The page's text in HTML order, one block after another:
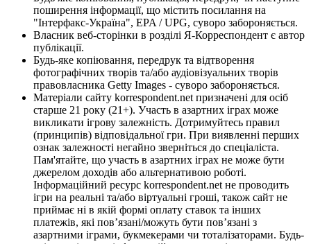
поширення інформації, що містить посилання на
"Інтерфакс-Україна", EPA / UPG, суворо забороняється.
Власник веб-сторінки в розділі Я-Корреспондент є автор
публікації.
Будь-яке копіювання, передрук та відтворення
фотографічних творів та/або аудіовізуальних творів
правовласника Getty Images - суворо забороняється.
Матеріали сайту korrespondent.net призначені для осіб
старше 21 року (21+). Участь в азартних іграх може
викликати ігрову залежність. Дотримуйтесь правил
(принципів) відповідальної гри. При виявленні перших
ознак залежності негайно зверніться до спеціаліста.
Пам'ятайте, що участь в азартних іграх не може бути
джерелом доходів або альтернативою роботі.
Інформаційний ресурс korrespondent.net не проводить
ігри на реальні та/або віртуальні гроші, також сайт не
приймає ні в якій формі оплату ставок та інших
платежів, які пов’язані/можуть бути пов’язані з
азартними іграми, букмекерами чи тоталізаторами. Будь-